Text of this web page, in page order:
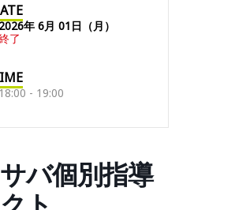
年 6月 01日（月）
了
- 19:00
バ個別指導